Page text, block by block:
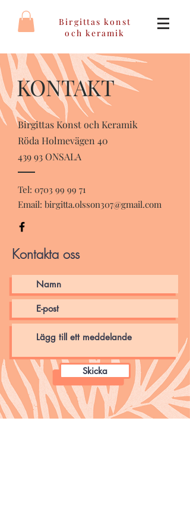
Birgittas konst
och keramik
KONTAKT
Tel: 0703 99 99 71
Email: birgitta.olsson307@gmail.com
Birgittas Konst och Keramik
Röda Holmevägen 40
439 93 ONSALA
Kontakta oss
Skicka